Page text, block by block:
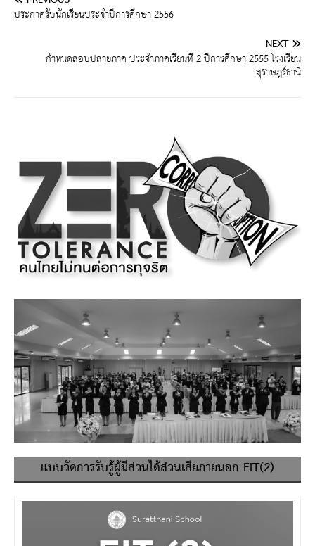
ประกาศรับนักเรียนประจำปีการศึกษา 2556
NEXT
กำหนดสอบปลายภาค ประจำภาคเรียนที่ 2 ปีการศึกษา 2555 โรงเรียน
สุราษฎร์ธานี
แบบวัดการรับรู้ผู้มีส่วนได้ส่วนเสียภายนอก EIT(2)